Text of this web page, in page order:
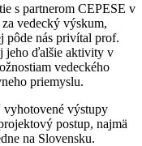
s partnerom CEPESE v
vedecký výskum,
pôde nás privítal prof.
jeho ďalšie aktivity v
vedeckého
priemyslu.
výstupy
postup, najmä
na Slovensku.